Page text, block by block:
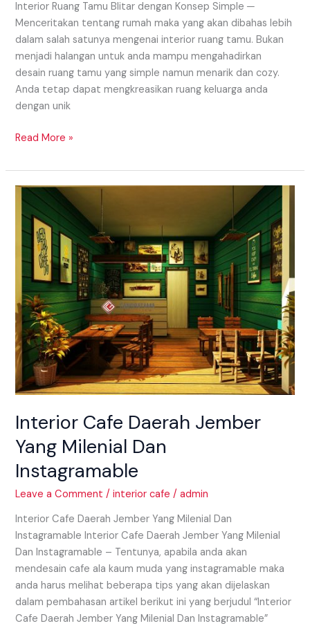
Interior Ruang Tamu Blitar dengan Konsep Simple ─
Menceritakan tentang rumah maka yang akan dibahas lebih
dalam salah satunya mengenai interior ruang tamu. Bukan
menjadi halangan untuk anda mampu mengahadirkan
desain ruang tamu yang simple namun menarik dan cozy.
Anda tetap dapat mengkreasikan ruang keluarga anda
dengan unik
Read More »
Interior Cafe Daerah Jember
Yang Milenial Dan
Instagramable
Leave a Comment /interior cafe /admin
Interior Cafe Daerah Jember Yang Milenial Dan
Instagramable Interior Cafe Daerah Jember Yang Milenial
Dan Instagramable – Tentunya, apabila anda akan
mendesain cafe ala kaum muda yang instagramable maka
anda harus melihat beberapa tips yang akan dijelaskan
dalam pembahasan artikel berikut ini yang berjudul “Interior
Cafe Daerah Jember Yang Milenial Dan Instagramable”
Interior
Cafe
Daerah
Jember
Yang
Milenial
Dan
Instagramable